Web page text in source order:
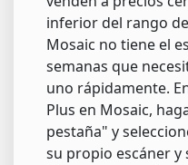
inferior del rango
Mosaic no tiene el
semanas que
uno rápidamente.
Plus en Mosaic,
pestaña" y
su propio escáner y